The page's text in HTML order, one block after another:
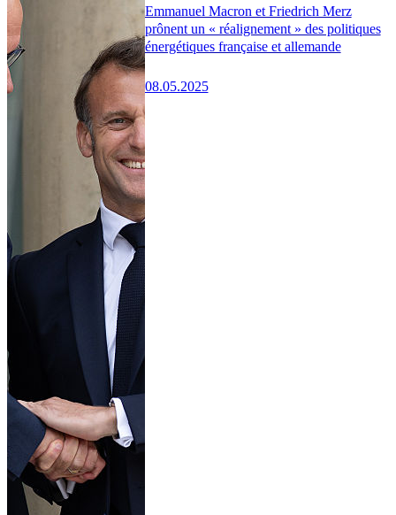
Emmanuel Macron et Friedrich Merz
prônent un « réalignement » des politiques
énergétiques française et allemande
08.05.2025